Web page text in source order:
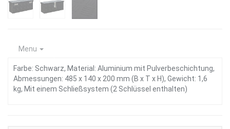
Menu
Farbe: Schwarz, Material: Aluminium mit Pulverbeschichtung,
Abmessungen: 485 x 140 x 200 mm (B x T x H), Gewicht: 1,6
kg, Mit einem Schließsystem (2 Schlüssel enthalten)